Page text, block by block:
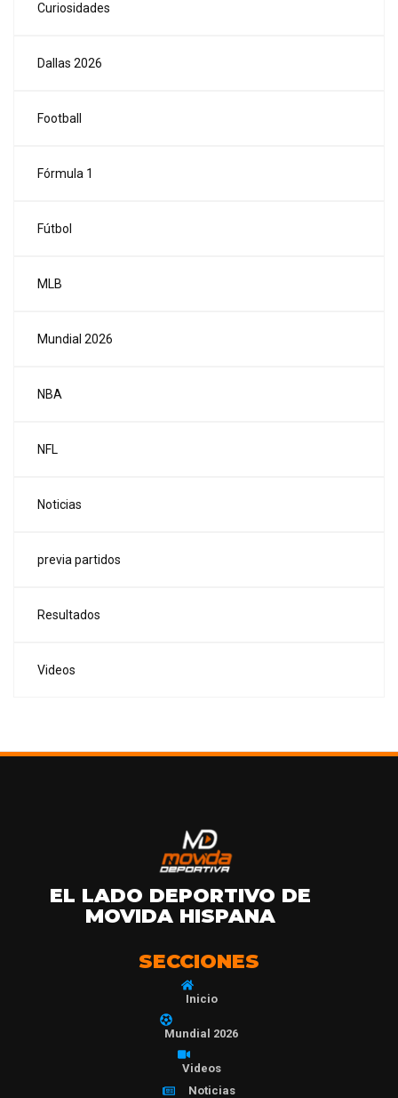
Curiosidades
Dallas 2026
Football
Fórmula 1
Fútbol
MLB
Mundial 2026
NBA
NFL
Noticias
previa partidos
Resultados
Videos
EL LADO DEPORTIVO DE
MOVIDA HISPANA
SECCIONES
Inicio
Mundial 2026
Videos
Noticias